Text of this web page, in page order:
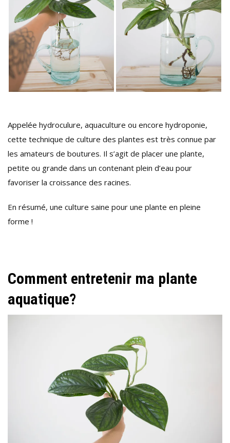
Appelée hydroculure, aquaculture ou encore hydroponie,
cette technique de culture des plantes est très connue par
les amateurs de boutures. Il s’agit de placer une plante,
petite ou grande dans un contenant plein d’eau pour
favoriser la croissance des racines.
En résumé, une culture saine pour une plante en pleine
forme !
Comment entretenir ma plante
aquatique?